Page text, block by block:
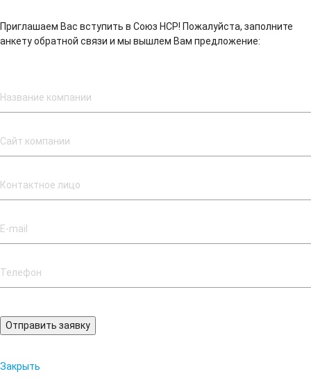
Приглашаем Вас вступить в Союз НСР! Пожалуйста, заполните
анкету обратной связи и мы вышлем Вам предложение:
Отправить заявку
Закрыть